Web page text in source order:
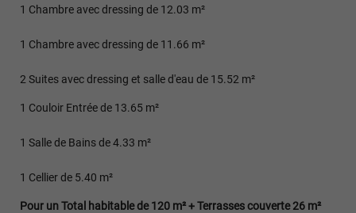
1 Chambre avec dressing de 12.03 m²
1 Chambre avec dressing de 11.66 m²
2 Suites avec dressing et salle d'eau de 15.52 m²
1 Couloir Entrée de 13.65 m²
1 Salle de Bains de 4.33 m²
1 Cellier de 5.40 m²
Pour un Total habitable de 120 m² + Terrasses couverte 26 m²